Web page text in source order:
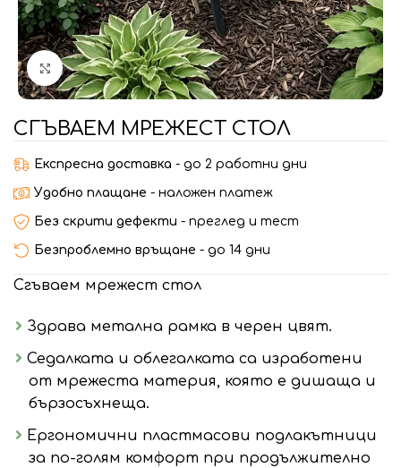
Увеличи
СГЪВАЕМ МРЕЖЕСТ СТОЛ
Експресна доставка - до 2 работни дни
Удобно плащане - наложен платеж
Без скрити дефекти - преглед и тест
Безпроблемно връщане - до 14 дни
Сгъваем мрежест стол
Здрава метална рамка в черен цвят.
Седалката и облегалката са изработени
от мрежеста материя, която е дишаща и
бързосъхнеща.
Ергономични пластмасови подлакътници
за по-голям комфорт при продължително